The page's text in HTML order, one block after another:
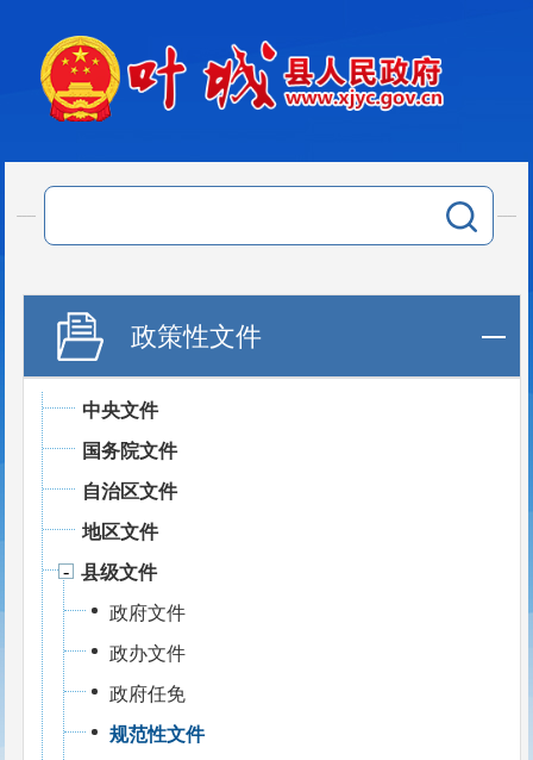
政策性文件
中央文件
国务院文件
自治区文件
地区文件
县级文件
政府文件
政办文件
政府任免
规范性文件